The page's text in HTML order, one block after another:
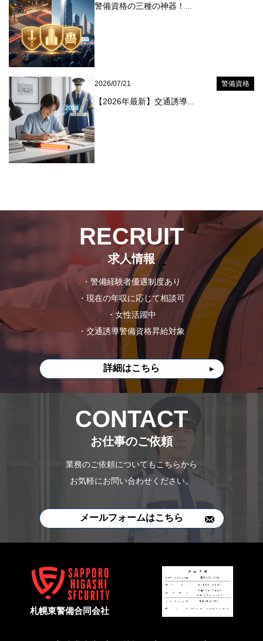
警備資格の三種の神器！...
2026/07/21 警備資格
【2026年最新】交通誘導...
RECRUIT
求人情報
・警備経験者優遇制度あり
・現在の年収に応じて相談可
・女性活躍中
・交通誘導警備資格昇給対象
詳細はこちら
CONTACT
お仕事のご依頼
業務のご依頼についてもこちらから
お気軽にお問い合わせください。
メールフォームはこちら